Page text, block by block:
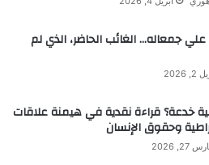
علي جمعاله… الغائب الحاضر، الذي لم
2026
خدعة؟ قراءة نقدية في هيمنة علاقات
وحقوق الإنسان
27, 2026